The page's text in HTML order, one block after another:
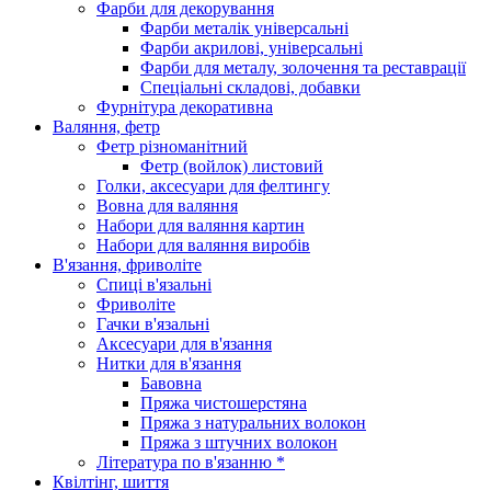
Фарби для декорування
Фарби металік універсальні
Фарби акрилові, універсальні
Фарби для металу, золочення та реставрації
Спеціальні складові, добавки
Фурнітура декоративна
Валяння, фетр
Фетр різноманітний
Фетр (войлок) листовий
Голки, аксесуари для фелтингу
Вовна для валяння
Набори для валяння картин
Набори для валяння виробів
В'язання, фриволіте
Спиці в'язальні
Фриволіте
Гачки в'язальні
Аксесуари для в'язання
Нитки для в'язання
Бавовна
Пряжа чистошерстяна
Пряжа з натуральних волокон
Пряжа з штучних волокон
Література по в'язанню *
Квілтінг, шиття